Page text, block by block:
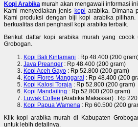
Kopi Arabika murah akan mengawali informasi
Kami menyediakan jenis kopi arabika. Dimana
Kami produksi dengan biji kopi arabika
berkualitas dari penghasil kopi arabika terbaik.
Berikut daftar kopi arabika murah yang
Grobogan.
Kopi Bali Kintamani : Rp 48.400 (200
Java Preanger : Rp 48.400 (200 gram)
Kopi Aceh Gayo : Rp 52.800 (200 gram)
Kopi Flores Manggarai : Rp 48.400 (200
Kopi Kalosi Toraja : Rp 52.800 (200 gram)
Kopi Mandailing : Rp 52.800 (200 gram)
Luwak Coffee (Arabika Makassar) : Rp
Kopi Papua Wamena : Rp 60.500 (200
Klik kopi arabika murah di Kabupaten
untuk lebih detailnya.